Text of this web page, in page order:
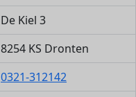
De Kiel 3
8254 KS Dronten
0321-312142